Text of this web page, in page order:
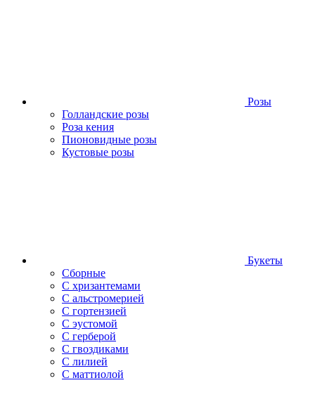
Розы
Голландские розы
Роза кения
Пионовидные розы
Кустовые розы
Букеты
Сборные
С хризантемами
С альстромерией
С гортензией
С эустомой
С герберой
С гвоздиками
С лилией
С маттиолой